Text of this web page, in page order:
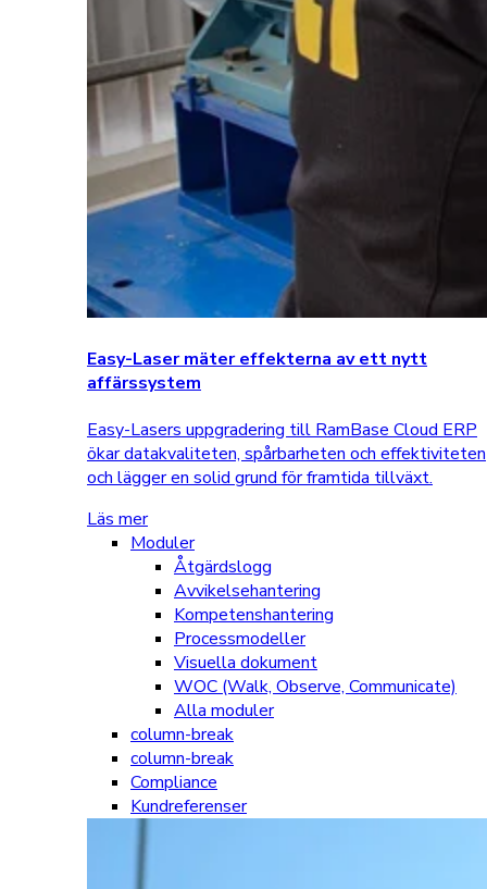
Easy-Laser mäter effekterna av ett nytt
affärssystem
Easy-Lasers uppgradering till RamBase Cloud ERP
ökar datakvaliteten, spårbarheten och effektiviteten
och lägger en solid grund för framtida tillväxt.
Läs mer
Moduler
Åtgärdslogg
Avvikelsehantering
Kompetenshantering
Processmodeller
Visuella dokument
WOC (Walk, Observe, Communicate)
Alla moduler
column-break
column-break
Compliance
Kundreferenser